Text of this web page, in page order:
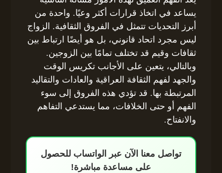
يساعد في اتخاذ قرارات أكثر وعيًا. واحدة من
أبرز التحديات تتمثل في الفروق الثقافية. الزواج
ليس مجرد اتحاد قانوني، بل هو أيضًا ارتباط بين
ثقافات وقيم قد تختلف تمامًا بين الزوجين.
وبالتالي، يتعين على الأجانب تكريس الوقت
والجهد لفهم الثقافة العراقية والعادات والتقاليد
المرتبطة بها. قد تؤدي هذه الفروق إلى سوء
الفهم أو حتى الخلافات، مما يستدعي التفاهم
والانفتاح.
تواصل معنا الآن عبر الواتساب للحصول
على مساعدة مباشرة!